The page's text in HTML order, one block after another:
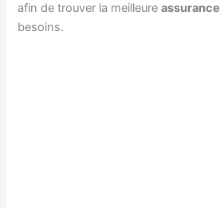
afin de trouver la meilleureassurance
besoins.